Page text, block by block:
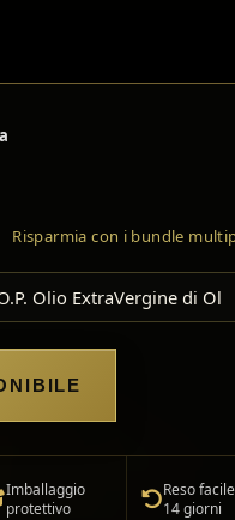
Risparmia con i bundle
Imballaggio
protettivo
Reso
14 giorni